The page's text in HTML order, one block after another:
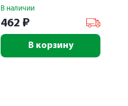
В наличии
462 ₽
В корзину